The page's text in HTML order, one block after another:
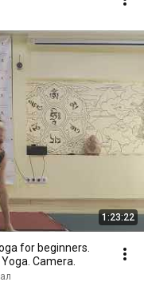
1:23:22
for beginners.
Camera.